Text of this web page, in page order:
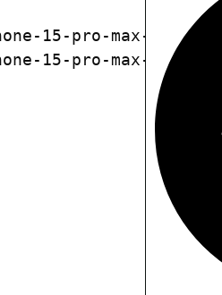
15-pro-max-
15-pro-max-